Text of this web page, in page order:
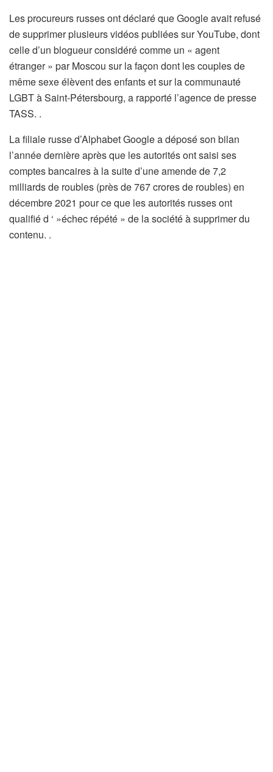
Les procureurs russes ont déclaré que Google avait refusé
de supprimer plusieurs vidéos publiées sur YouTube, dont
celle d’un blogueur considéré comme un « agent
étranger » par Moscou sur la façon dont les couples de
même sexe élèvent des enfants et sur la communauté
LGBT à Saint-Pétersbourg, a rapporté l’agence de presse
TASS. .
La filiale russe d’Alphabet Google a déposé son bilan
l’année dernière après que les autorités ont saisi ses
comptes bancaires à la suite d’une amende de 7,2
milliards de roubles (près de 767 crores de roubles) en
décembre 2021 pour ce que les autorités russes ont
qualifié d ‘ »échec répété » de la société à supprimer du
contenu. .